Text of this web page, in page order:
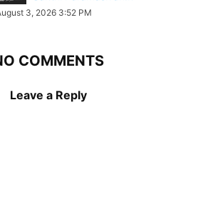
3, 2026 3:52 PM
COMMENTS
Leave a Reply